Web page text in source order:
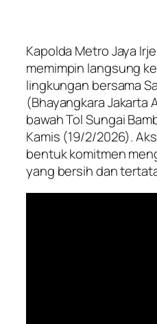
Kapolda Metro Jaya
memimpin langsung
lingkungan bersama
(Bhayangkara Jakarta
bawah Tol Sungai
Kamis (19/2/2026).
bentuk komitmen
yang bersih dan